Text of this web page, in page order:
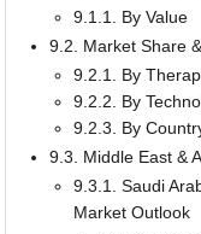
9.1.1. By Value
9.2. Market Share
9.2.1. By
9.2.2. By
9.2.3. By
9.3. Middle East &
9.3.1. Saudi
Market Outlook